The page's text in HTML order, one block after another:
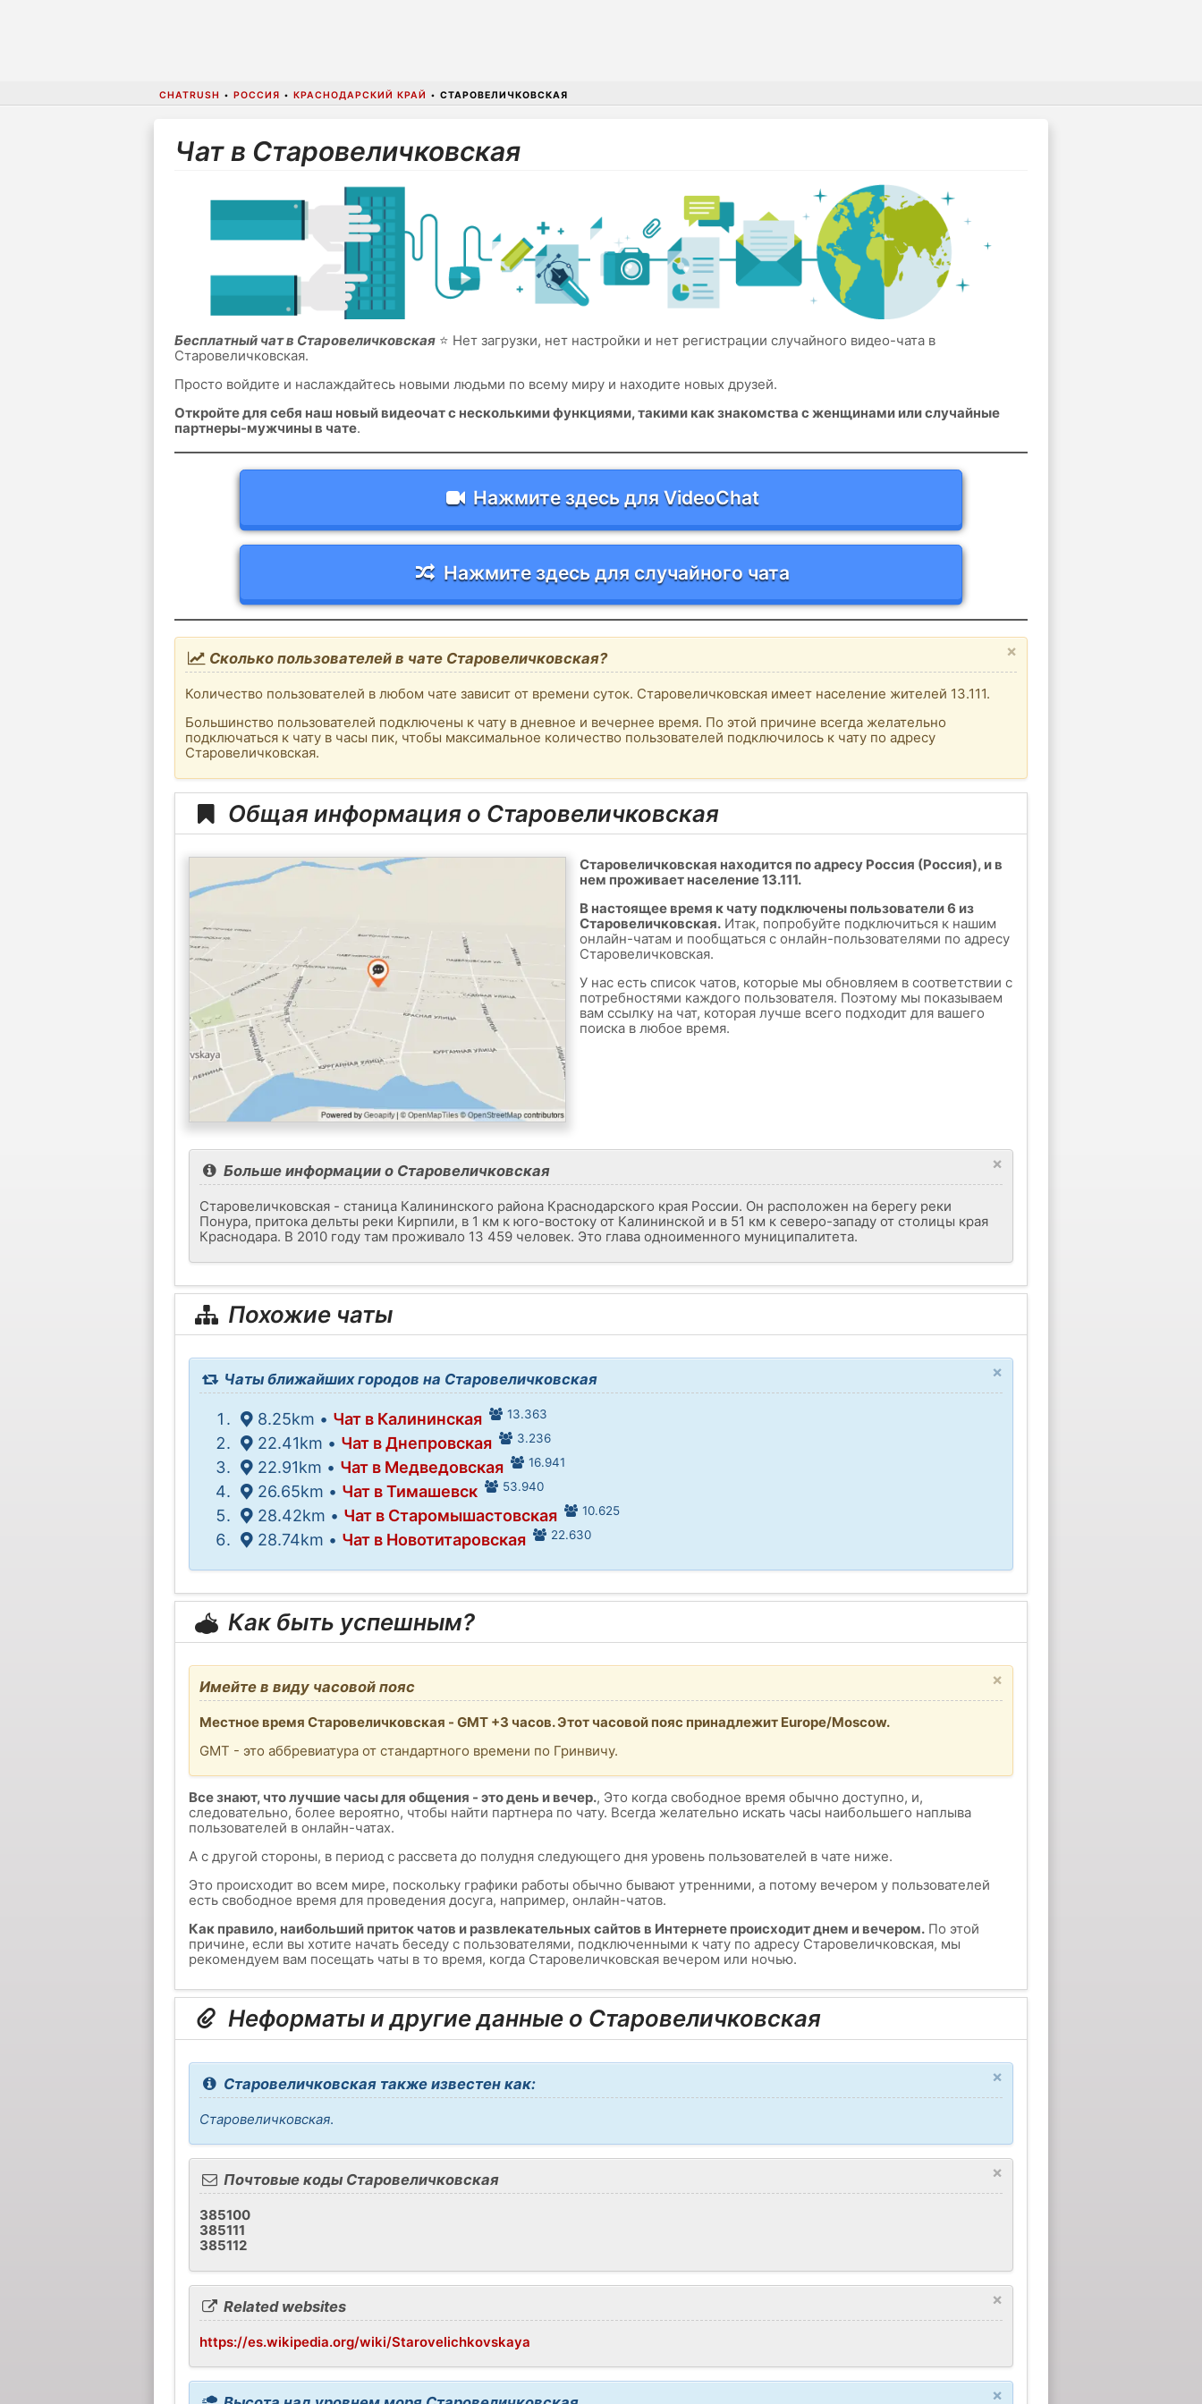
CHATRUSH • РОССИЯ • КРАСНОДАРСКИЙ КРАЙ • СТАРОВЕЛИЧКОВСКАЯ
Чат в Старовеличковская
Бесплатный чат в Старовеличковская⭐ Нет загрузки, нет настройки и нет регистрации случайного видео-чата в
Старовеличковская.
Просто войдите и наслаждайтесь новыми людьми по всему миру и находите новых друзей.
Откройте для себя наш новый видеочат с несколькими функциями, такими как знакомства с женщинами или случайные
партнеры-мужчины в чате.
Нажмите здесь для VideoChat
Нажмите здесь для случайного чата
×
Сколько пользователей в чате Старовеличковская?
Количество пользователей в любом чате зависит от времени суток. Старовеличковская имеет население жителей 13.111.
Большинство пользователей подключены к чату в дневное и вечернее время. По этой причине всегда желательно
подключаться к чату в часы пик, чтобы максимальное количество пользователей подключилось к чату по адресу
Старовеличковская.
Общая информация о Старовеличковская
Старовеличковская находится по адресу Россия (Россия), и в
нем проживает население 13.111.
В настоящее время к чату подключены пользователи 6 из
Старовеличковская.Итак, попробуйте подключиться к нашим
онлайн-чатам и пообщаться с онлайн-пользователями по адресу
Старовеличковская.
У нас есть список чатов, которые мы обновляем в соответствии с
потребностями каждого пользователя. Поэтому мы показываем
вам ссылку на чат, которая лучше всего подходит для вашего
поиска в любое время.
×
Больше информации о Старовеличковская
Старовеличковская - станица Калининского района Краснодарского края России. Он расположен на берегу реки
Понура, притока дельты реки Кирпили, в 1 км к юго-востоку от Калининской и в 51 км к северо-западу от столицы края
Краснодара. В 2010 году там проживало 13 459 человек. Это глава одноименного муниципалитета.
Похожие чаты
×
Чаты ближайших городов на Старовеличковская
8.25km • Чат в Калининская 13.363
22.41km • Чат в Днепровская 3.236
22.91km • Чат в Медведовская 16.941
26.65km • Чат в Тимашевск 53.940
28.42km • Чат в Старомышастовская 10.625
28.74km • Чат в Новотитаровская 22.630
Как быть успешным?
×
Имейте в виду часовой пояс
Местное время Старовеличковская - GMT +3 часов. Этот часовой пояс принадлежит Europe/Moscow.
GMT - это аббревиатура от стандартного времени по Гринвичу.
Все знают, что лучшие часы для общения - это день и вечер., Это когда свободное время обычно доступно, и,
следовательно, более вероятно, чтобы найти партнера по чату. Всегда желательно искать часы наибольшего наплыва
пользователей в онлайн-чатах.
А с другой стороны, в период с рассвета до полудня следующего дня уровень пользователей в чате ниже.
Это происходит во всем мире, поскольку графики работы обычно бывают утренними, а потому вечером у пользователей
есть свободное время для проведения досуга, например, онлайн-чатов.
Как правило, наибольший приток чатов и развлекательных сайтов в Интернете происходит днем и вечером.По этой
причине, если вы хотите начать беседу с пользователями, подключенными к чату по адресу Старовеличковская, мы
рекомендуем вам посещать чаты в то время, когда Старовеличковская вечером или ночью.
Неформаты и другие данные о Старовеличковская
×
Старовеличковская также известен как:
Старовеличковская.
×
Почтовые коды Старовеличковская
385100
385111
385112
×
Related websites
https://es.wikipedia.org/wiki/Starovelichkovskaya
×